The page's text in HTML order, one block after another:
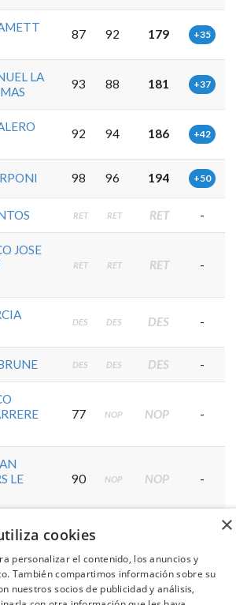
87 92 179 +35
LA
93 88 181 +37
92 94 186 +42
98 96 194 +50
RET RET RET -
JOSE
RET RET RET -
DES DES DES -
DES DES DES -
77 NOP NOP -
LE
90 NOP NOP -
Senior 2A Categoria Caballeros
J1 J2 Total
×
cookies
personalizar el contenido, los anuncios y
También compartimos información sobre su
nuestros socios de publicidad y análisis,